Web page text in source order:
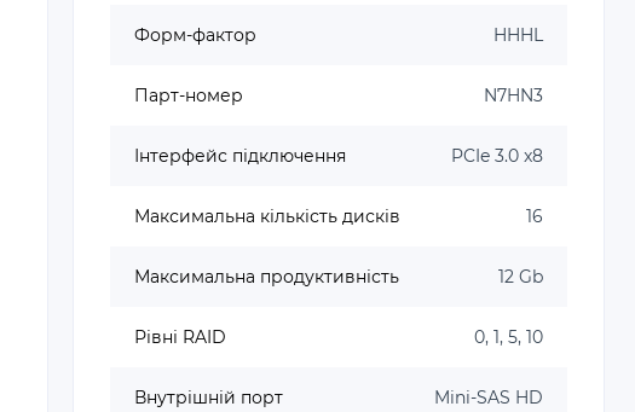
Форм-фактор HHHL
Парт-номер N7HN3
Інтерфейс підключення PCIe 3.0 x8
Максимальна кількість дисків 16
Максимальна продуктивність 12 Gb
Рівні RAID 0, 1, 5, 10
Внутрішній порт Mini-SAS HD